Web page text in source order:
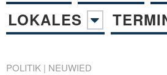
LOKALES
POLITIK | NEUWIED